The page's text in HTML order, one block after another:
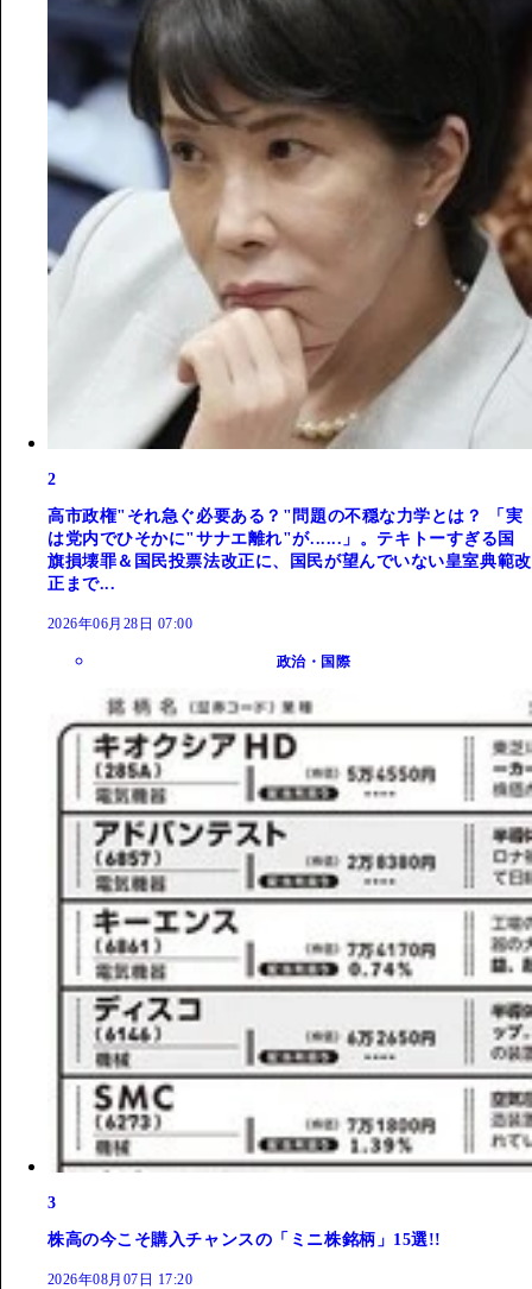
2
高市政権"それ急ぐ必要ある？"問題の不穏な力学とは？ 「実
は党内でひそかに"サナエ離れ"が......」。テキトーすぎる国
旗損壊罪＆国民投票法改正に、国民が望んでいない皇室典範改
正まで...
2026年06月28日 07:00
政治・国際
3
株高の今こそ購入チャンスの「ミニ株銘柄」15選!!
2026年08月07日 17:20